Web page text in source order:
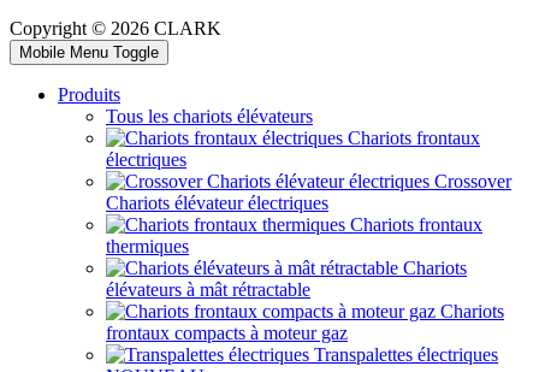
Copyright © 2026 CLARK
Mobile Menu Toggle
Produits
Tous les chariots élévateurs
Chariots frontaux
électriques
Crossover
Chariots élévateur électriques
Chariots frontaux
thermiques
Chariots
élévateurs à mât rétractable
Chariots
frontaux compacts à moteur gaz
Transpalettes électriques